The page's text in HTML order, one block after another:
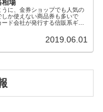
相場
に、金券ショップでも人気の
か使えない商品券も多いで
ド会社が発行する信販系ギフ
ョップでも購入しやすい、複数
トカードをはじめ、ギフトカー
2019.06.01